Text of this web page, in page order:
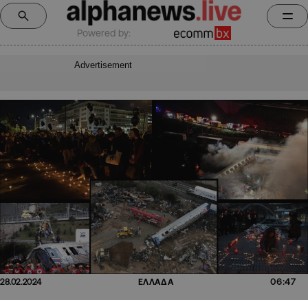
Powered by:
Advertisement
28.02.2024 ΕΛΛΑΔΑ 06:47